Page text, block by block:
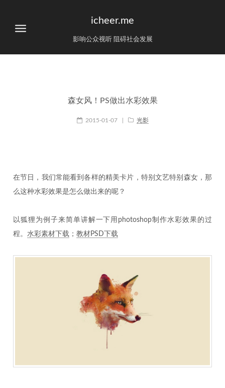
icheer.me
影响公众视听 阻碍社会发展
森女风！PS做出水彩效果
2015-01-07 光影
在节日，我们常能看到各样的精美卡片，特别文艺特别森女，那
么这种水彩效果是怎么做出来的呢？
以狐狸为例子来简单讲解一下用photoshop制作水彩效果的过
程。 水彩素材下载 ； 教材PSD下载